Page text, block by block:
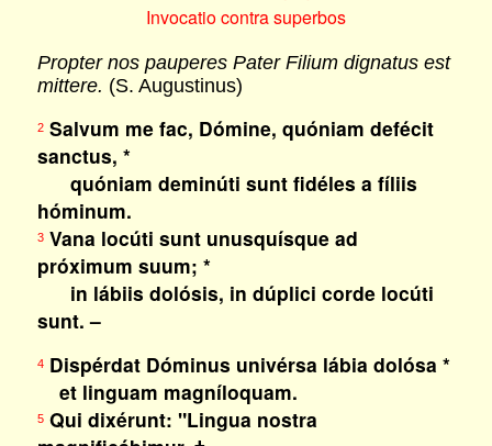
Invocatio contra superbos
Propter nos pauperes Pater Filium dignatus est
mittere. (S. Augustinus)
2Salvum me fac, Dómine, quóniam defécit
sanctus, *
quóniam deminúti sunt fidéles a fíliis
hóminum.
3Vana locúti sunt unusquísque ad
próximum suum; *
in lábiis dolósis, in dúplici corde locúti
sunt. –
4Dispérdat Dóminus univérsa lábia dolósa *
et linguam magníloquam.
5Qui dixérunt: "Lingua nostra